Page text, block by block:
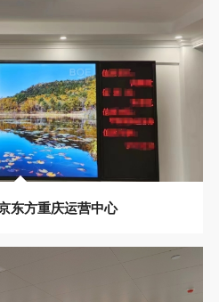
东方重庆运营中心